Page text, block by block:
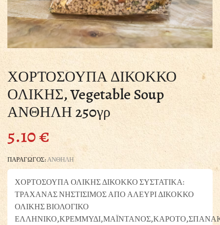
ΧΟΡΤΟΣΟΥΠΑ ΔΙΚΟΚΚΟ
ΟΛΙΚΗΣ, Vegetable Soup
ΑΝΘΗΛΗ 250γρ
5.10€
ΠΑΡΑΓΩΓΟΣ:ΑΝΘΗΛΗ
ΧΟΡΤΟΣΟΥΠΑ ΟΛΙΚΗΣ ΔΙΚΟΚΚΟ ΣΥΣΤΑΤΙΚΑ:
ΤΡΑΧΑΝΑΣ ΝΗΣΤΙΣΙΜΟΣ ΑΠΟ ΑΛΕΥΡΙ ΔΙΚΟΚΚΟ
ΟΛΙΚΗΣ ΒΙΟΛΟΓΙΚΟ